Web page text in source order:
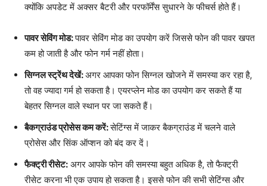
क्योंकि अपडेट में अक्सर बैटरी और परफॉर्मेंस सुधारने के फीचर्स होते हैं।
पावर सेविंग मोड:पावर सेविंग मोड का उपयोग करें जिससे फोन की पावर खपत
कम हो जाती है और फोन गर्म नहीं होता।
सिग्नल स्ट्रेंथ देखें:अगर आपका फोन सिग्नल खोजने में समस्या कर रहा है,
तो वह ज्यादा गर्म हो सकता है। एयरप्लेन मोड का उपयोग कर सकते हैं या
बेहतर सिग्नल वाले स्थान पर जा सकते हैं।
बैकग्राउंड प्रोसेस कम करें:सेटिंग्स में जाकर बैकग्राउंड में चलने वाले
प्रोसेस और सिंक ऑप्शन को बंद कर दें।
फैक्ट्री रीसेट: अगर आपके फोन की समस्या बहुत अधिक है, तो फैक्ट्री
रीसेट करना भी एक उपाय हो सकता है। इससे फोन की सभी सेटिंग्स और